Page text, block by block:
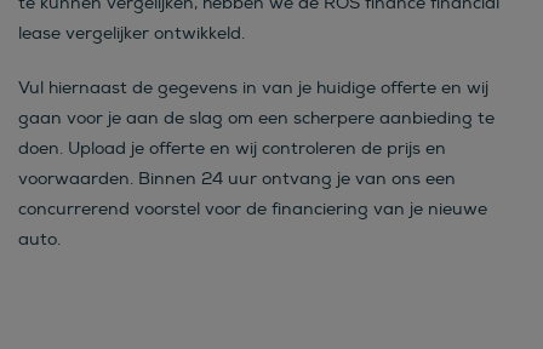
lease vergelijker ontwikkeld.
Vul hiernaast de gegevens in van je huidige offerte en wij
gaan voor je aan de slag om een scherpere aanbieding te
doen. Upload je offerte en wij controleren de prijs en
voorwaarden. Binnen 24 uur ontvang je van ons een
concurrerend voorstel voor de financiering van je nieuwe
auto.